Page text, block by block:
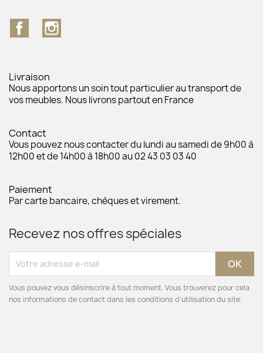
Facebook
Livraison
Nous apportons un soin tout particulier au transport de
vos meubles. Nous livrons partout en France
Contact
Vous pouvez nous contacter du lundi au samedi de 9h00 à
12h00 et de 14h00 à 18h00 au 02 43 03 03 40
Paiement
Par carte bancaire, chèques et virement.
Recevez nos offres spéciales
Vous pouvez vous désinscrire à tout moment. Vous trouverez pour cela
nos informations de contact dans les conditions d'utilisation du site.